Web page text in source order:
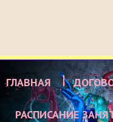
ГЛАВНАЯ
РАСПИСАНИЕ